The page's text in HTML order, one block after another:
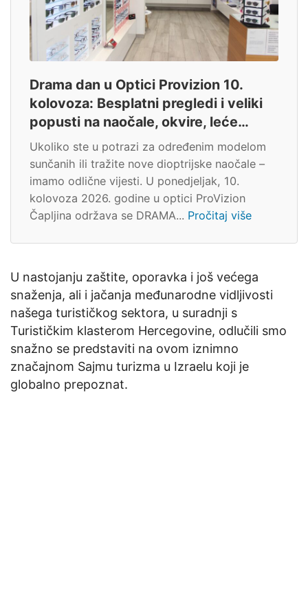
Drama dan u Optici Provizion 10.
kolovoza: Besplatni pregledi i veliki
popusti na naočale, okvire, leće…
Ukoliko ste u potrazi za određenim modelom
sunčanih ili tražite nove dioptrijske naočale –
imamo odlične vijesti. U ponedjeljak, 10.
kolovoza 2026. godine u optici ProVizion
Čapljina održava se DRAMA... Pročitaj više
U nastojanju zaštite, oporavka i još većega
snaženja, ali i jačanja međunarodne vidljivosti
našega turističkog sektora, u suradnji s
Turističkim klasterom Hercegovine, odlučili smo
snažno se predstaviti na ovom iznimno
značajnom Sajmu turizma u Izraelu koji je
globalno prepoznat.